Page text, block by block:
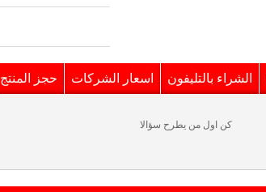
الشراء بالتليفون اسعار الشركات حجز المنتج
كن اول من يطرح سؤالا